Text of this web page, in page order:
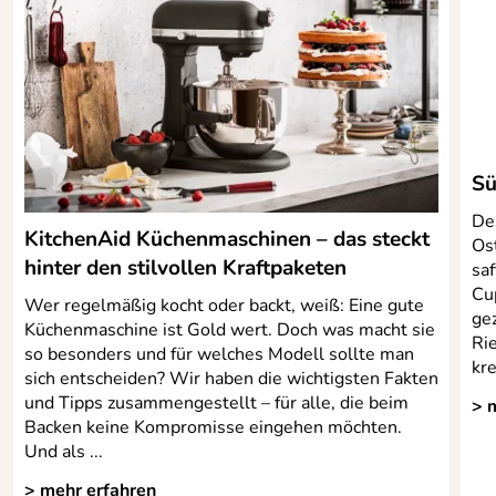
Zum Schlagen von Schlagsahne, Eiweiß und
aufgekochten Zuckergüssen.
Stufe 10 für SCHNELLES SCHLAGEN: Zum Schlagen
kleiner Mengen Schlagsahne, Eiweiß oder zum
abschließenden Rühren von Kartoffelbrei. Verwendbar
mit der Getreidemühle.
Eigenschaften der KitchenAid Küchenmaschine
ARTISAN 5KSM175:
Modell: KitchenAid Küchenmaschine Artisan 5KSM175
Material: Zinkdruckguss
Lieferumfang: Küchenmaschine, Schüssel 4,8 Liter,
Schneebesen, Knethaken, Flachrührer, Flexirührer,
Spritzschutz mit Einfüllschütte, Schüssel 3 Liter
Abmessungen (H x B x T): 36 x 24 x 37 cm
Größere Füllmenge: 4,8 l zur Verarbeitung von kleinen
und großen Mengen
Max. Teigverarbeitung: 1 kg herkömmliches Mehl oder
KitchenAid Küchenmaschinen – das steckt
hinter den stilvollen Kraftpaketen
Wer regelmäßig kocht oder backt, weiß: Eine gute
Küchenmaschine ist Gold wert. Doch was macht sie
so besonders und für welches Modell sollte man
sich entscheiden? Wir haben die wichtigsten Fakten
und Tipps zusammengestellt – für alle, die beim
Backen keine Kompromisse eingehen möchten.
Und als ...
> mehr erfahren
>